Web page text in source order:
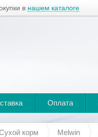
в нашем каталоге
Оплата
корм Melwin